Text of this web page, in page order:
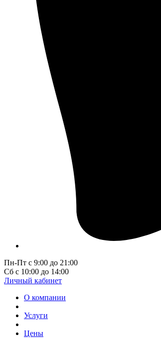
Пн-Пт с 9:00 до 21:00
Сб с 10:00 до 14:00
Личный кабинет
О компании
Услуги
Цены